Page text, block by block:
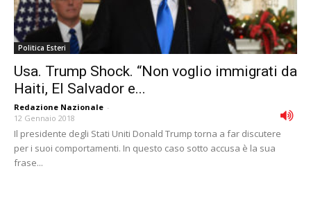
Politica Esteri
Usa. Trump Shock. “Non voglio immigrati da
Haiti, El Salvador e...
Redazione Nazionale -
12 Gennaio 2018
Il presidente degli Stati Uniti Donald Trump torna a far discutere
per i suoi comportamenti. In questo caso sotto accusa è la sua
frase...